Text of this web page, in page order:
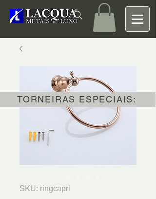
SKU: ringcapri
TORNEIRAS ESPECIAIS: